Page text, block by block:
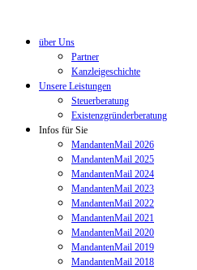
über Uns
Partner
Kanzleigeschichte
Unsere Leistungen
Steuerberatung
Existenzgründerberatung
Infos für Sie
MandantenMail 2026
MandantenMail 2025
MandantenMail 2024
MandantenMail 2023
MandantenMail 2022
MandantenMail 2021
MandantenMail 2020
MandantenMail 2019
MandantenMail 2018